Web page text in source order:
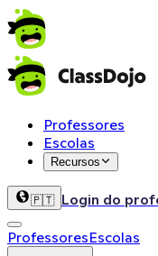
Professores
Escolas
Recursos
🇵🇹 Login do
ProfessoresEscolas